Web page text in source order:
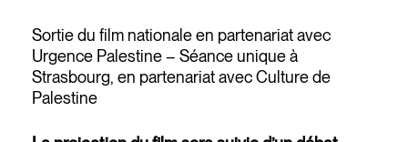
Sortie du film nationale en partenariat avec
Urgence Palestine – Séance unique à
Strasbourg, en partenariat avec Culture de
Palestine